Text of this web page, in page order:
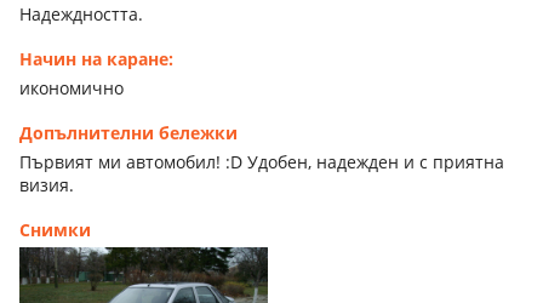
Надеждността.
Начин на каране:
икономично
Допълнителни бележки
Първият ми автомобил! :D Удобен, надежден и с приятна
визия.
Снимки